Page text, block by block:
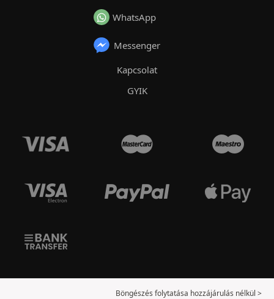
WhatsApp
Messenger
Kapcsolat
GYIK
Böngészés folytatása hozzájárulás nélkül >